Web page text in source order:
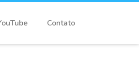
Contato